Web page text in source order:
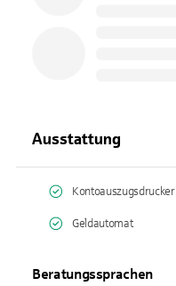
Ausstattung
Kontoauszugsdrucker
Geldautomat
Beratungssprachen